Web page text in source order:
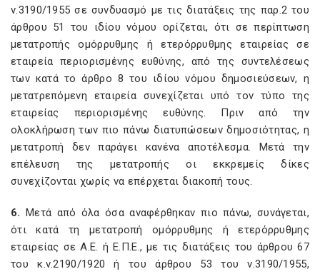
ν.3190/1955 σε συνδυασμό με τις διατάξεις της παρ.2 του
άρθρου 51 του ιδίου νόμου ορίζεται, ότι σε περίπτωση
μετατροπής ομόρρυθμης ή ετερόρρυθμης εταιρείας σε
εταιρεία περιορισμένης ευθύνης, από της συντελέσεως
των κατά το άρθρο 8 του ιδίου νόμου δημοσιεύσεων, η
μετατρεπόμενη εταιρεία συνεχίζεται υπό τον τύπο της
εταιρείας περιορισμένης ευθύνης. Πριν από την
ολοκλήρωση των πιο πάνω διατυπώσεων δημοσιότητας, η
μετατροπή δεν παράγει κανένα αποτέλεσμα. Μετά την
επέλευση της μετατροπής οι εκκρεμείς δίκες
συνεχίζονται χωρίς να επέρχεται διακοπή τους.
6. Μετά από όλα όσα αναφέρθηκαν πιο πάνω, συνάγεται,
ότι κατά τη μετατροπή ομόρρυθμης ή ετερόρρυθμης
εταιρείας σε Α.Ε. ή Ε.Π.Ε., με τις διατάξεις του άρθρου 67
του κ.ν.2190/1920 ή του άρθρου 53 του ν.3190/1955,